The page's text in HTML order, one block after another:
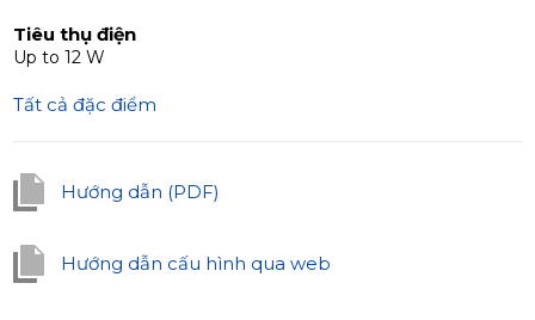
Tiêu thụ điện
Up to 12 W
Tất cả đặc điểm
Hướng dẫn (PDF)
Hướng dẫn cấu hình qua web